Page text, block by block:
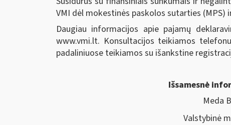
VMI dėl mokestinės paskolos sutarties
Daugiau informacijos apie pajamų
www.vmi.lt. Konsultacijos teikiamos
padaliniuose teikiamos su išankstine
Išsamesnė
Meda
Valstybinė